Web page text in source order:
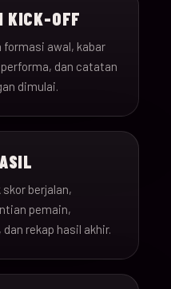
Spain v Cape Verde
Iran v New Zealand
France v Senegal
KICK-OFF
awal, kabar
dan catatan
dimulai.
berjalan,
pemain,
rekap hasil akhir.